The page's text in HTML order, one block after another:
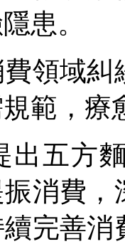
患。
域糾
範，療
方麵
消費
完善